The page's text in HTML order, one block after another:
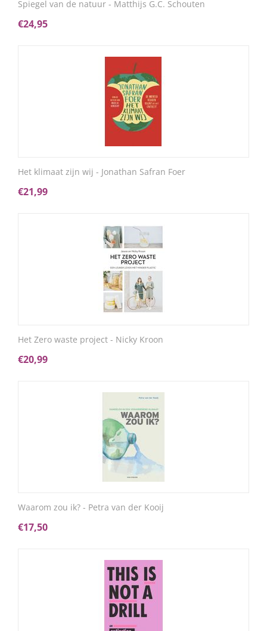
Spiegel van de natuur - Matthijs G.C. Schouten
€24,95
Het klimaat zijn wij - Jonathan Safran Foer
€21,99
Het Zero waste project - Nicky Kroon
€20,99
Waarom zou ik? - Petra van der Kooij
€17,50